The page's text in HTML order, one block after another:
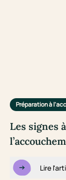
Préparation à
Les signes
Lire